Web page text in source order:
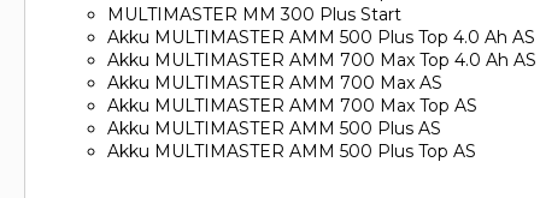
MULTIMASTER MM 300 Plus Start
Akku MULTIMASTER AMM 500 Plus Top 4.0 Ah AS
Akku MULTIMASTER AMM 700 Max Top 4.0 Ah AS
Akku MULTIMASTER AMM 700 Max AS
Akku MULTIMASTER AMM 700 Max Top AS
Akku MULTIMASTER AMM 500 Plus AS
Akku MULTIMASTER AMM 500 Plus Top AS